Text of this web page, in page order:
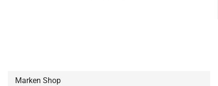
Marken Shop